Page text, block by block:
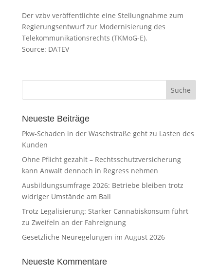
Der vzbv veröffentlichte eine Stellungnahme zum
Regierungsentwurf zur Modernisierung des
Telekommunikationsrechts (TKMoG-E).
Source: DATEV
Neueste Beiträge
Pkw-Schaden in der Waschstraße geht zu Lasten des
Kunden
Ohne Pflicht gezahlt – Rechtsschutzversicherung
kann Anwalt dennoch in Regress nehmen
Ausbildungsumfrage 2026: Betriebe bleiben trotz
widriger Umstände am Ball
Trotz Legalisierung: Starker Cannabiskonsum führt
zu Zweifeln an der Fahreignung
Gesetzliche Neuregelungen im August 2026
Neueste Kommentare